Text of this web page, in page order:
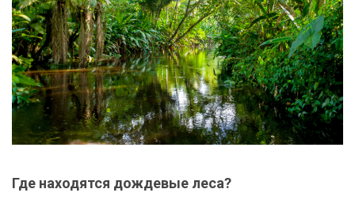
Где находятся дождевые леса?